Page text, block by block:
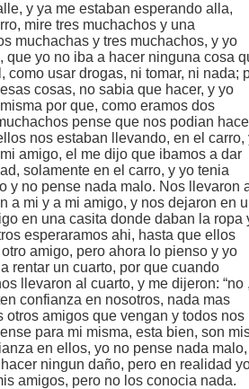
y ya me estaban esperando alla,
mire tres muchachos y una
muchachas y tres muchachos, y yo
que yo no iba a hacer ninguna cosa
como usar drogas, ni tomar, ni nada;
cosas, no sabia que hacer, y yo
por que, como eramos dos
pense que nos podian
nos estaban llevando, en el carro,
amigo, el me dijo que ibamos a dar
solamente en el carro, y yo tenia
y no pense nada malo. Nos llevaron
a mi y a mi amigo, y nos dejaron en
en una casita donde daban la ropa
esperaramos ahi, hasta que ellos
amigo, pero ahora lo pienso y yo
rentar un cuarto, por que cuando
llevaron al cuarto, y me dijeron: “no ,
confianza en nosotros, nada mas
otros amigos que vengan y todos nos
para mi misma, esta bien, son
en ellos, yo no pense nada
ningun daño, pero en realidad
amigos, pero no los conocia nada.